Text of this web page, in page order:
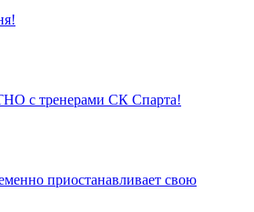
с тренерами СК Спарта!
приостанавливает свою